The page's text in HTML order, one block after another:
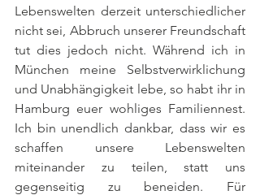
Lebenswelten derzeit unterschiedlicher
nicht sei, Abbruch unserer Freundschaft
tut dies jedoch nicht. Während ich in
München meine Selbstverwirklichung
und Unabhängigkeit lebe, so habt ihr in
Hamburg euer wohliges Familiennest.
Ich bin unendlich dankbar, dass wir es
schaffen unsere Lebenswelten
miteinander zu teilen, statt uns
gegenseitig zu beneiden. Für